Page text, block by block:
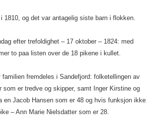
og det var antagelig siste barn i flokken.
efter trefoldighet – 17 oktober – 1824: med
to paa listen over de 18 pikene i kullet.
fremdeles i Sandefjord: folketellingen av
som er tredve og skipper, samt Inger Kirstine og
en Jacob Hansen som er 48 og hvis funksjon ikke
– Ann Marie Nielsdatter som er 28.